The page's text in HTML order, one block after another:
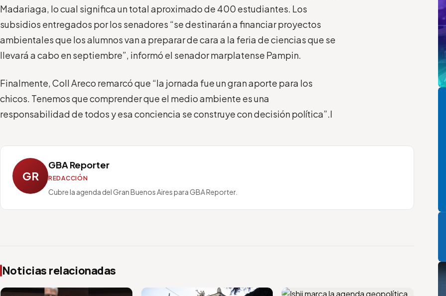
Madariaga, lo cual significa un total aproximado de 400 estudiantes. Los
subsidios entregados por los senadores “se destinarán a financiar proyectos
ambientales que los alumnos van a preparar de cara a la feria de ciencias que se
llevará a cabo en septiembre”, informó el senador marplatense Pampin.
Finalmente, Coll Areco remarcó que “la jornada fue un gran aporte para los
chicos. Tenemos que comprender que el medio ambiente es una
responsabilidad de todos y esa conciencia se construye con decisión política”.l
GR
GBA Reporter
REDACCIÓN
Cubre la agenda del Gran Buenos Aires para GBA Reporter.
Noticias relacionadas